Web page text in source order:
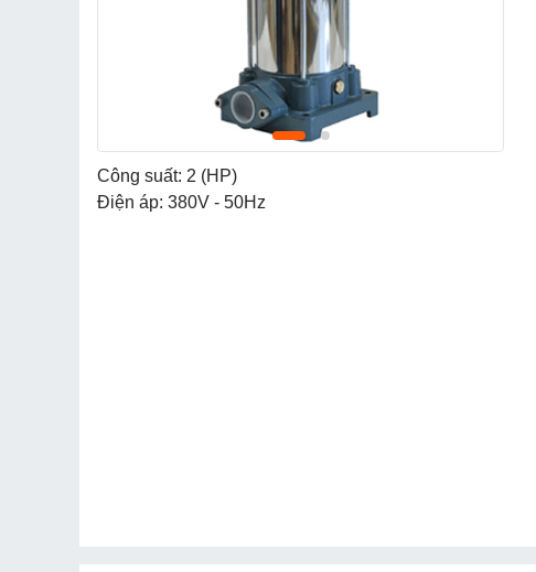
Công suất: 2 (HP)
Điện áp: 380V - 50Hz